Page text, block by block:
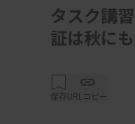
タスク講
証は秋に
保存URLコピー